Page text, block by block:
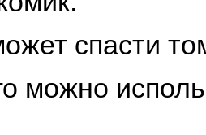
спасти
можно